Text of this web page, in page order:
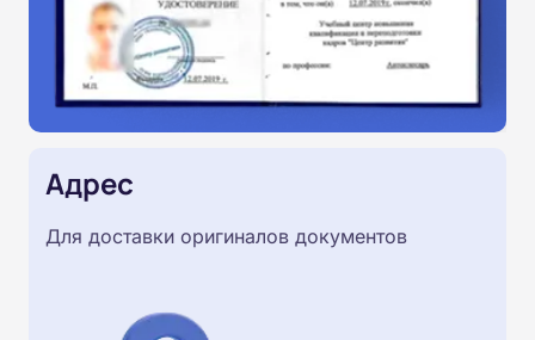
Адрес
Для доставки оригиналов документов